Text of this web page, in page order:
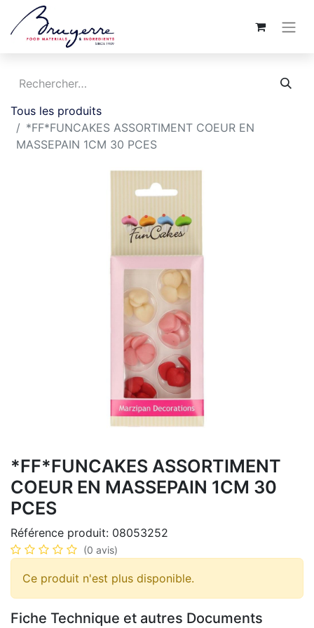
Tous les produits
*FF*FUNCAKES ASSORTIMENT COEUR EN
MASSEPAIN 1CM 30 PCES
*FF*FUNCAKES ASSORTIMENT
COEUR EN MASSEPAIN 1CM 30
PCES
Référence produit: 08053252
(0 avis)
Ce produit n'est plus disponible.
Fiche Technique et autres Documents